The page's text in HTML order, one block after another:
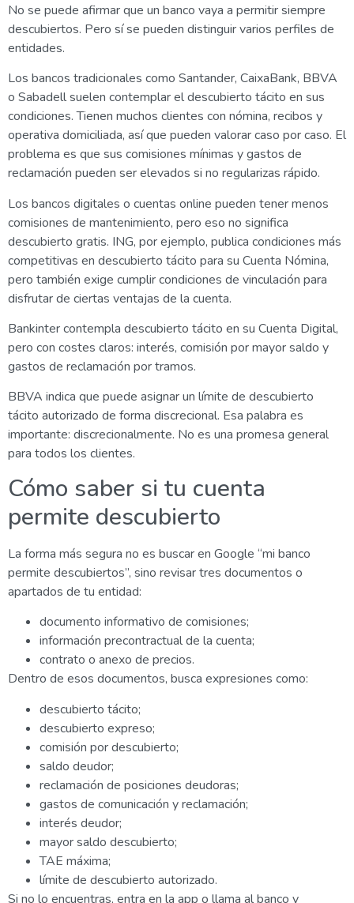
No se puede afirmar que un banco vaya a permitir siempre
descubiertos. Pero sí se pueden distinguir varios perfiles de
entidades.
Los bancos tradicionales como Santander, CaixaBank, BBVA
o Sabadell suelen contemplar el descubierto tácito en sus
condiciones. Tienen muchos clientes con nómina, recibos y
operativa domiciliada, así que pueden valorar caso por caso. El
problema es que sus comisiones mínimas y gastos de
reclamación pueden ser elevados si no regularizas rápido.
Los bancos digitales o cuentas online pueden tener menos
comisiones de mantenimiento, pero eso no significa
descubierto gratis. ING, por ejemplo, publica condiciones más
competitivas en descubierto tácito para su Cuenta Nómina,
pero también exige cumplir condiciones de vinculación para
disfrutar de ciertas ventajas de la cuenta.
Bankinter contempla descubierto tácito en su Cuenta Digital,
pero con costes claros: interés, comisión por mayor saldo y
gastos de reclamación por tramos.
BBVA indica que puede asignar un límite de descubierto
tácito autorizado de forma discrecional. Esa palabra es
importante: discrecionalmente. No es una promesa general
para todos los clientes.
Cómo saber si tu cuenta
permite descubierto
La forma más segura no es buscar en Google “mi banco
permite descubiertos”, sino revisar tres documentos o
apartados de tu entidad:
documento informativo de comisiones;
información precontractual de la cuenta;
contrato o anexo de precios.
Dentro de esos documentos, busca expresiones como:
descubierto tácito;
descubierto expreso;
comisión por descubierto;
saldo deudor;
reclamación de posiciones deudoras;
gastos de comunicación y reclamación;
interés deudor;
mayor saldo descubierto;
TAE máxima;
límite de descubierto autorizado.
Si no lo encuentras, entra en la app o llama al banco y